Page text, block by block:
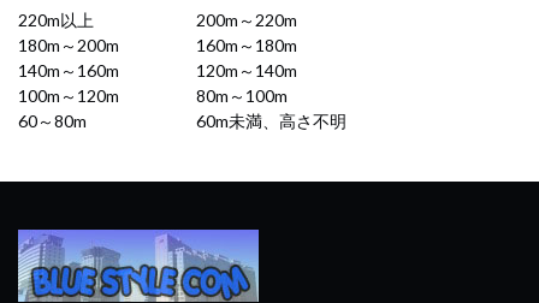
220m以上
200m～220m
180m～200m
160m～180m
140m～160m
120m～140m
100m～120m
80m～100m
60～80m
60m未満、高さ不明